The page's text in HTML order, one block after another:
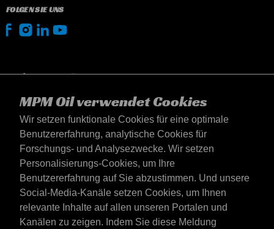
MPM Oil verwendet Cookies
Wir setzen funktionale Cookies für eine optimale
Benutzererfahrung, analytische Cookies für
Forschungs- und Analysezwecke. Wir setzen
Personalisierungs-Cookies, um Ihre
Benutzererfahrung auf Sie abzustimmen. Und unsere
Social-Media-Kanäle setzen Cookies, um Ihnen
relevante Inhalte auf allen unseren Portalen und
Kanälen zu zeigen. Indem Sie diese Meldung
FOLGEN SIE UNS
Deutschland
Kontakt
AGB's